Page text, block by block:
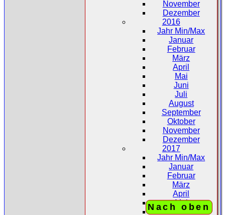
November
Dezember
2016
Jahr Min/Max
Januar
Februar
März
April
Mai
Juni
Juli
August
September
Oktober
November
Dezember
2017
Jahr Min/Max
Januar
Februar
März
April
Mai
Juni
Nach oben